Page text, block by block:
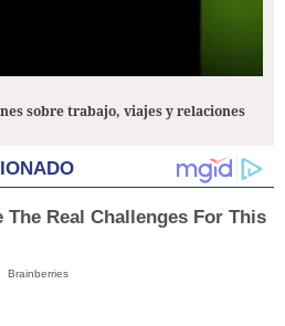
sobre trabajo, viajes y relaciones
The Real Challenges For This
Brainberries